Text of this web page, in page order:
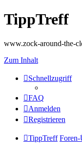
TippTreff
www.zock-around-the-
Zum Inhalt
Schnellzugriff
FAQ
Anmelden
Registrieren
TippTreff Foren-